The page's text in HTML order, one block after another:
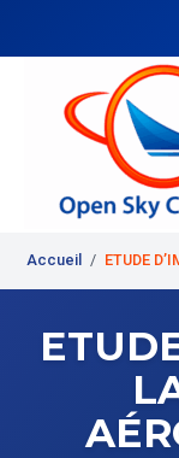
contenu
Accueil / ETUDE